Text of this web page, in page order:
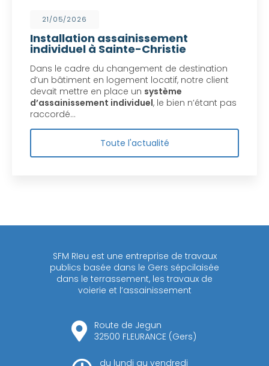
21/05/2026
Installation assainissement
individuel à Sainte-Christie
Dans le cadre du changement de destination
d’un bâtiment en logement locatif, notre client
devait mettre en place un système
d’assainissement individuel, le bien n’étant pas
raccordé…
Toute l'actualité
SFM RIeu est une entreprise de travaux
publics basée dans le Gers sépcilaisée
dans le terrassement, les travaux de
voierie et l’assainissement
Route de Jegun
32500 FLEURANCE (Gers)
du lundi au vendredi